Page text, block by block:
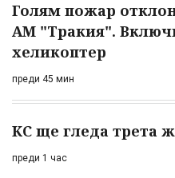
Голям пожар
АМ "Тракия".
хеликоптер
преди 45 мин
КС ще гледа трета
преди 1 час